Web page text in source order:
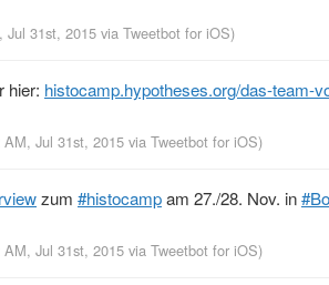
Jul 31st, 2015 via Tweetbot for iΟS)
hier: histocamp.hypotheses.org/das-team-
Jul 31st, 2015 via Tweetbot for iΟS)
zum #histocampam 27./28. Nov. in
Jul 31st, 2015 via Tweetbot for iΟS)